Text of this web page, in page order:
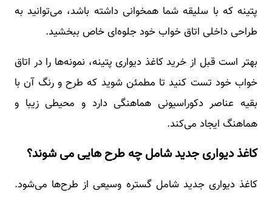
پتینه که با سلیقه شما همخوانی داشته باشد، می‌توانید به
طراحی داخلی اتاق خواب خود جلوه‌ای خاص ببخشید.
بهتر است قبل از خرید کاغذ دیواری پتینه، نمونه‌ها را در اتاق
خواب خود تست کنید تا مطمئن شوید که طرح و رنگ آن با
بقیه عناصر دکوراسیونی هماهنگی دارد و محیطی زیبا و
هماهنگ ایجاد می‌کند.
کاغذ دیواری جدید شامل چه طرح هایی می شوند؟
کاغذ دیواری جدید شامل گستره وسیعی از طرح‌ها می‌شود.